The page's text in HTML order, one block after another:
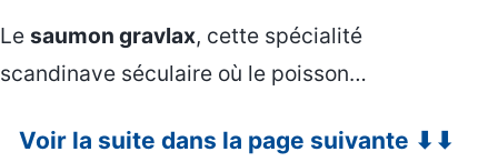
Le saumon gravlax, cette spécialité
scandinave séculaire où le poisson…
Voir la suite dans la page suivante ⬇⬇